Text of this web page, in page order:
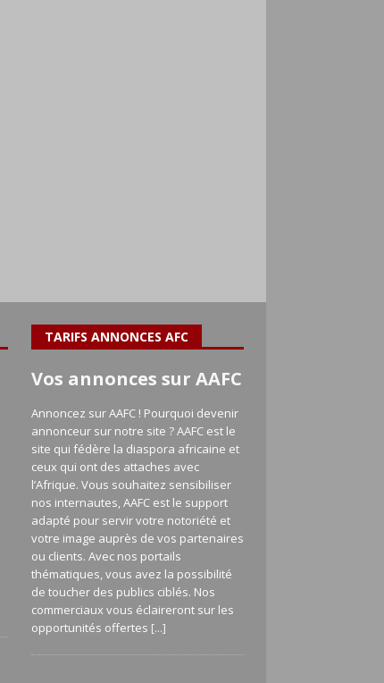
TARIFS ANNONCES AFC
Vos annonces sur AAFC
Annoncez sur AAFC ! Pourquoi devenir
annonceur sur notre site ? AAFC est le
site qui fédère la diaspora africaine et
ceux qui ont des attaches avec
l’Afrique. Vous souhaitez sensibiliser
nos internautes, AAFC est le support
adapté pour servir votre notoriété et
votre image auprès de vos partenaires
ou clients. Avec nos portails
thématiques, vous avez la possibilité
de toucher des publics ciblés. Nos
commerciaux vous éclaireront sur les
opportunités offertes [...]